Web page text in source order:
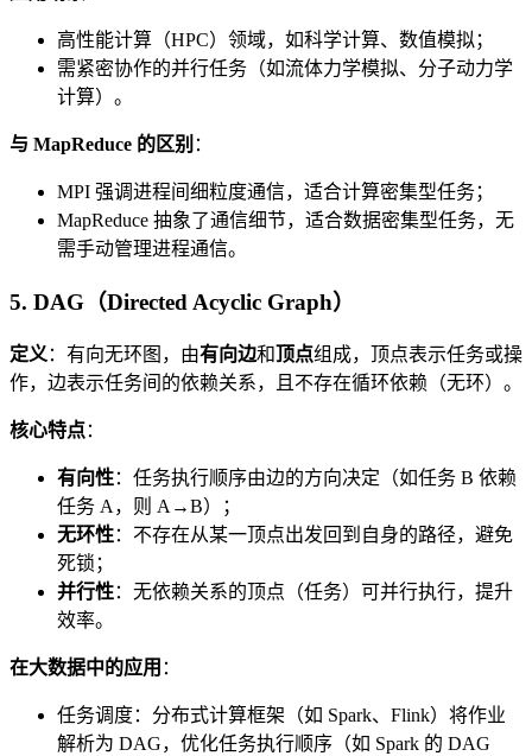
高性能计算（HPC）领域，如科学计算、数值模拟；
需紧密协作的并行任务（如流体力学模拟、分子动力学
计算）。
与 MapReduce 的区别 ：
MPI 强调进程间细粒度通信，适合计算密集型任务；
MapReduce 抽象了通信细节，适合数据密集型任务，无
需手动管理进程通信。
5. DAG（Directed Acyclic Graph）
定义 ：有向无环图，由有向边和顶点组成，顶点表示任务或操
作，边表示任务间的依赖关系，且不存在循环依赖（无环）。
核心特点：
有向性：任务执行顺序由边的方向决定（如任务 B 依赖
任务 A，则 A→B）；
无环性：不存在从某一顶点出发回到自身的路径，避免
死锁；
并行性：无依赖关系的顶点（任务）可并行执行，提升
效率。
在大数据中的应用 ：
任务调度：分布式计算框架（如 Spark、Flink）将作业
解析为 DAG，优化任务执行顺序（如 Spark 的 DAG